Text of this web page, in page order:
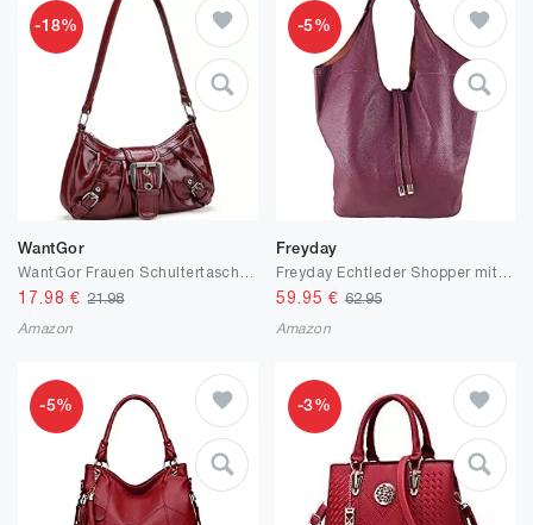
-18%
WantGor
17.98 €21.98
Amazon
-5%
Freyday
59.95 € 62.95
Amazon
-5% -3%